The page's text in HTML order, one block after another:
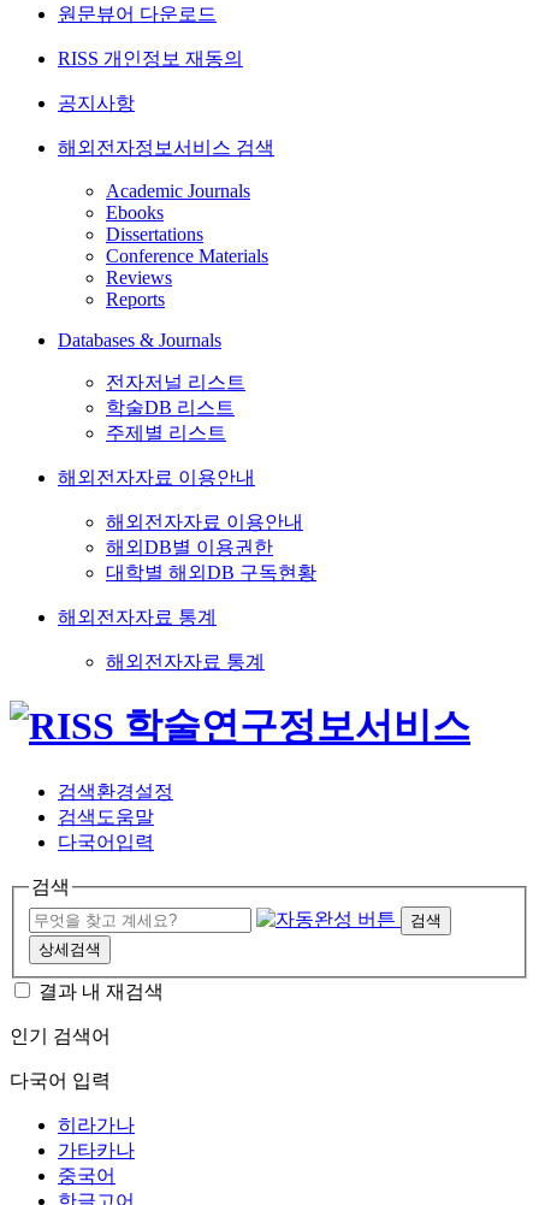
원문뷰어 다운로드
RISS 개인정보 재동의
공지사항
해외전자정보서비스 검색
Academic Journals
Ebooks
Dissertations
Conference Materials
Reviews
Reports
Databases & Journals
전자저널 리스트
학술DB 리스트
주제별 리스트
해외전자자료 이용안내
해외전자자료 이용안내
해외DB별 이용권한
대학별 해외DB 구독현황
해외전자자료 통계
해외전자자료 통계
검색환경설정
검색도움말
다국어입력
검색
검색
상세검색
결과 내 재검색
인기 검색어
다국어 입력
히라가나
가타카나
중국어